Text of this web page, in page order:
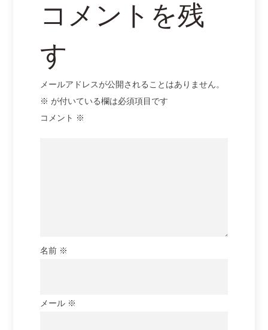
コメントを残
す
メールアドレスが公開されることはありません。
※ が付いている欄は必須項目です
コメント ※
名前 ※
メール ※